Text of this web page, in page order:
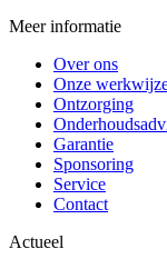
Meer informatie
Over ons
Onze
Ontzorging
Garantie
Sponsoring
Service
Contact
Actueel